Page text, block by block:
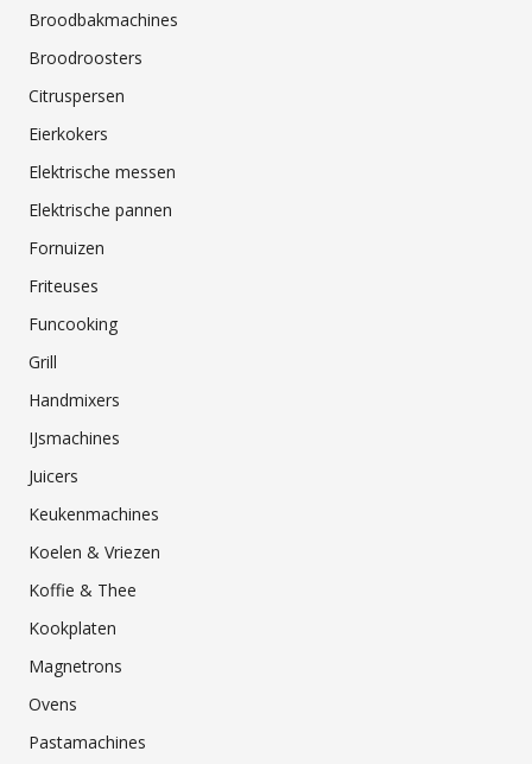
Broodbakmachines
Broodroosters
Citruspersen
Eierkokers
Elektrische messen
Elektrische pannen
Fornuizen
Friteuses
Funcooking
Grill
Handmixers
IJsmachines
Juicers
Keukenmachines
Koelen & Vriezen
Koffie & Thee
Kookplaten
Magnetrons
Ovens
Pastamachines